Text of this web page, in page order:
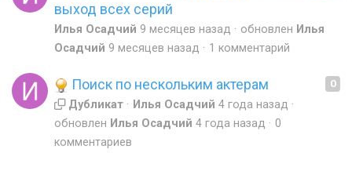
выход всех серий
Илья Осадчий 9 месяцев назад обновлен Илья
Осадчий 9 месяцев назад 1 комментарий
0
Поиск по нескольким актерам
Дубликат Илья Осадчий 4 года назад
обновлен Илья Осадчий 4 года назад
0
комментариев